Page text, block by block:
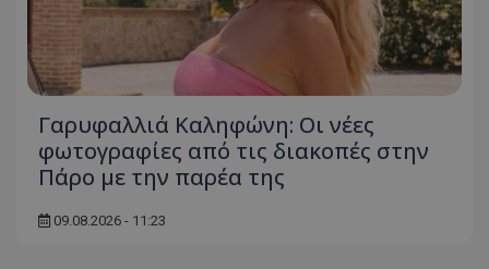
Γαρυφαλλιά Καληφώνη: Οι νέες
φωτογραφίες από τις διακοπές στην
Πάρο με την παρέα της
09.08.2026 - 11:23